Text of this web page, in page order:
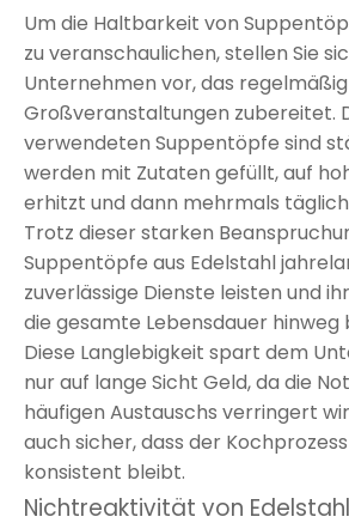
Um die Haltbarkeit von
zu veranschaulichen, stellen Sie
Unternehmen vor, das
Großveranstaltungen zubereitet.
verwendeten Suppentöpfe sind
werden mit Zutaten gefüllt, auf
erhitzt und dann mehrmals
Trotz dieser starken
Suppentöpfe aus Edelstahl
zuverlässige Dienste leisten und
die gesamte Lebensdauer hinweg
Diese Langlebigkeit spart dem
nur auf lange Sicht Geld, da die
häufigen Austauschs verringert
auch sicher, dass der
konsistent bleibt.
Nichtreaktivität von